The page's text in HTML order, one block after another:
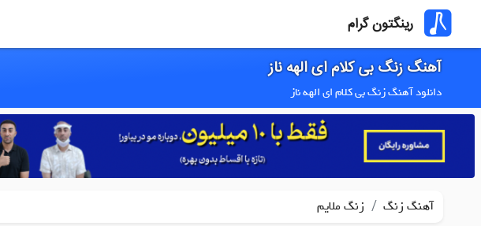
رینگتون گرام
آهنگ زنگ بی کلام ای الهه ناز
دانلود آهنگ زنگ بی کلام ای الهه ناز
آهنگ زنگ / زنگ ملایم